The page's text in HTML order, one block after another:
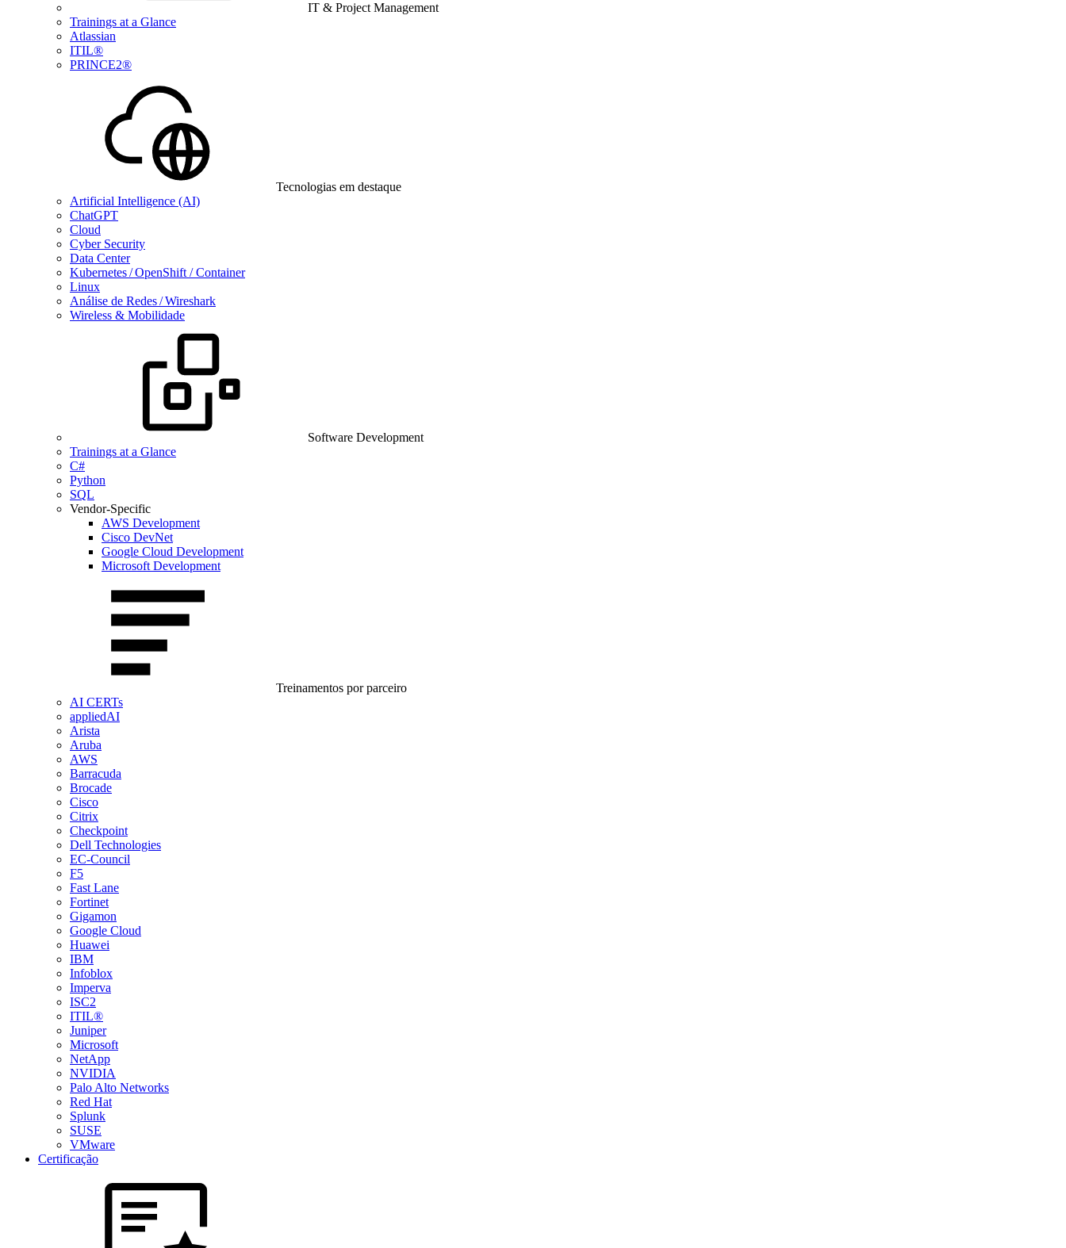
IT & Project Management
Trainings at a Glance
Atlassian
ITIL®
PRINCE2®
Tecnologias em destaque
Artificial Intelligence (AI)
ChatGPT
Cloud
Cyber Security
Data Center
Kubernetes / OpenShift / Container
Linux
Análise de Redes / Wireshark
Wireless & Mobilidade
Software Development
Trainings at a Glance
C#
Python
SQL
Vendor-Specific
AWS Development
Cisco DevNet
Google Cloud Development
Microsoft Development
Treinamentos por parceiro
AI CERTs
appliedAI
Arista
Aruba
AWS
Barracuda
Brocade
Cisco
Citrix
Checkpoint
Dell Technologies
EC-Council
F5
Fast Lane
Fortinet
Gigamon
Google Cloud
Huawei
IBM
Infoblox
Imperva
ISC2
ITIL®
Juniper
Microsoft
NetApp
NVIDIA
Palo Alto Networks
Red Hat
Splunk
SUSE
VMware
Certificação